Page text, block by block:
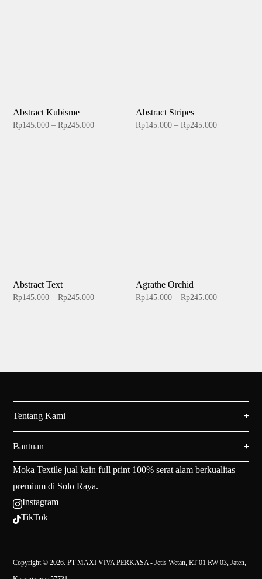
Abstract Kubisme
Rp145.000 – Rp245.000Price
Abstract Stripes
Rp145.000 – Rp245.000Price
Abstract Text
Rp145.000 – Rp245.000Price
Agrathe Orchid
Rp145.000 – Rp245.000Price
Tentang Kami
Bantuan
Moka Textile jual kain full print 100% serat alam berkualitas
premium di Solo Raya.
Instagram
TikTok
Copyright © 2026. PT MAXI VIVA PERKASA - Jetis Wetan, RT 01 RW 03, Jaten,